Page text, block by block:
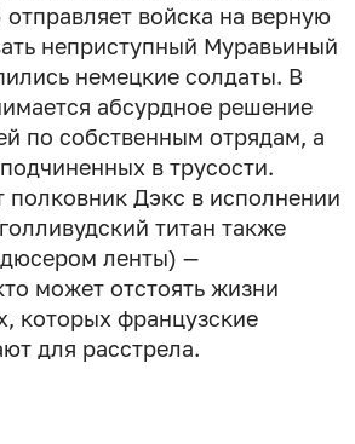
войска на верную
неприступный Муравьиный
немецкие солдаты. В
абсурдное решение
по собственным отрядам, а
в трусости.
Дэкс в исполнении
титан также
ленты) —
может отстоять жизни
которых французские
для расстрела.